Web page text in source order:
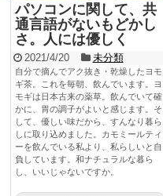
パソコンに関して、共
通言語がないもどかし
さ。人には優しく
2021/4/20 未分類
自分で摘んでアク抜き・乾燥したヨモ
ギ茶。これを毎朝、飲んでいます。ヨ
モギは日本古来の薬草。飲んでいて確
かに、胃の調子がよいと感じます。そ
して、優しい味だから、すんなり暮ら
しに取り込めました。カモミールティ
ーを飲んでいる私より、私らしいと自
負しています。和ナチュラルな暮ら
し、いいじゃないですか。